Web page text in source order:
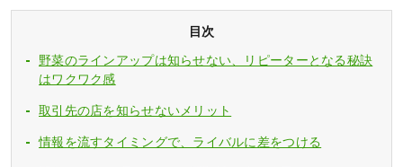
目次
野菜のラインアップは知らせない、リピーターとなる秘訣
はワクワク感
取引先の店を知らせないメリット
情報を流すタイミングで、ライバルに差をつける